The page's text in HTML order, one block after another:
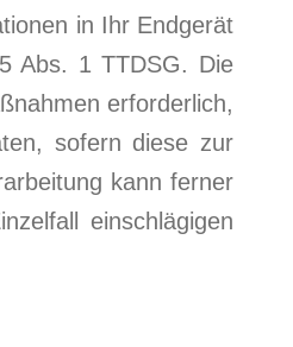
in Ihr Endgerät
Abs. 1 TTDSG. Die
erforderlich,
sofern diese zur
kann ferner
einschlägigen